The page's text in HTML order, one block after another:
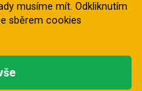
FEO
musíme mít. Odkliknutím
sběrem cookies